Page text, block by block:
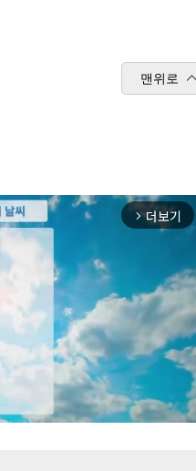
맨위로
arrow_forward_ios 더보기